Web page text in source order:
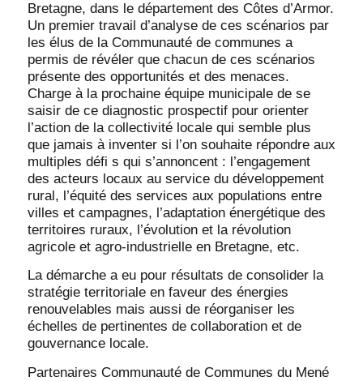
Bretagne, dans le département des Côtes d’Armor.
Un premier travail d’analyse de ces scénarios par
les élus de la Communauté de communes a
permis de révéler que chacun de ces scénarios
présente des opportunités et des menaces.
Charge à la prochaine équipe municipale de se
saisir de ce diagnostic prospectif pour orienter
l’action de la collectivité locale qui semble plus
que jamais à inventer si l’on souhaite répondre aux
multiples défi s qui s’annoncent : l’engagement
des acteurs locaux au service du développement
rural, l’équité des services aux populations entre
villes et campagnes, l’adaptation énergétique des
territoires ruraux, l’évolution et la révolution
agricole et agro-industrielle en Bretagne, etc.
La démarche a eu pour résultats de consolider la
stratégie territoriale en faveur des énergies
renouvelables mais aussi de réorganiser les
échelles de pertinentes de collaboration et de
gouvernance locale.
Partenaires Communauté de Communes du Mené